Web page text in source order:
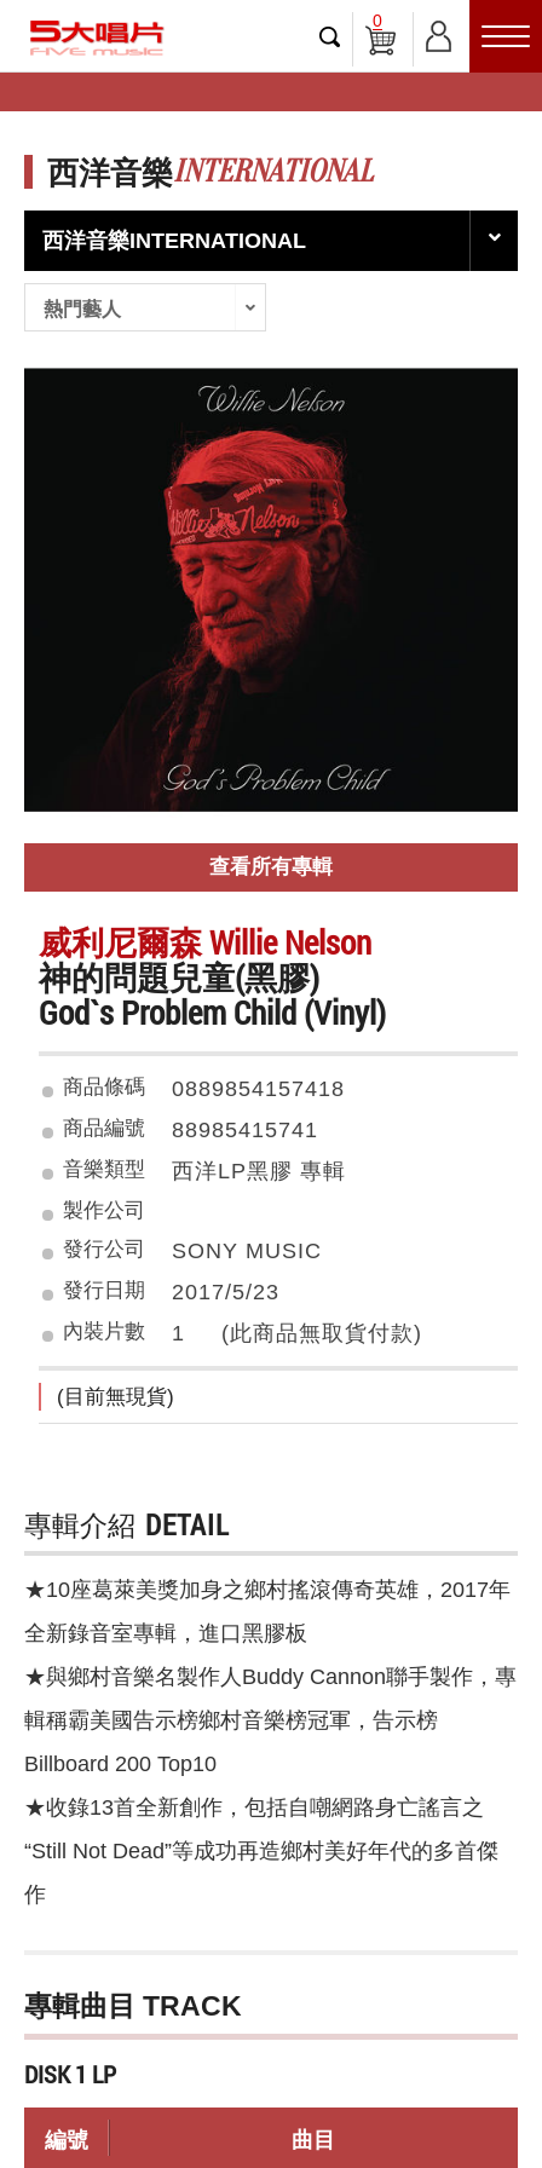
0
西洋音樂INTERNATIONAL
西洋音樂INTERNATIONAL
熱門藝人
查看所有專輯
威利尼爾森 Willie Nelson
神的問題兒童(黑膠)
God`s Problem Child (Vinyl)
商品條碼 0889854157418
商品編號 88985415741
音樂類型 西洋LP黑膠 專輯
製作公司
發行公司
SONY MUSIC
發行日期 2017/5/23
內裝片數 1 (此商品無取貨付款)
(目前無現貨)
專輯介紹 DETAIL
★10座葛萊美獎加身之鄉村搖滾傳奇英雄，2017年
全新錄音室專輯，進口黑膠板
★與鄉村音樂名製作人Buddy Cannon聯手製作，專
輯稱霸美國告示榜鄉村音樂榜冠軍，告示榜
Billboard 200 Top10
★收錄13首全新創作，包括自嘲網路身亡謠言之
“Still Not Dead”等成功再造鄉村美好年代的多首傑
作
專輯曲目 TRACK
DISK 1 LP
編號 曲目